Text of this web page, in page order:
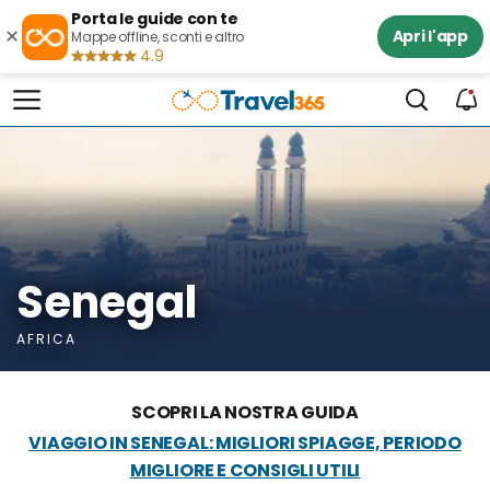
×
Porta le guide con te
Mappe offline, sconti e altro
4.9
Apri l'app
Senegal
AFRICA
SCOPRI LA NOSTRA GUIDA
VIAGGIO IN SENEGAL: MIGLIORI SPIAGGE, PERIODO
MIGLIORE E CONSIGLI UTILI